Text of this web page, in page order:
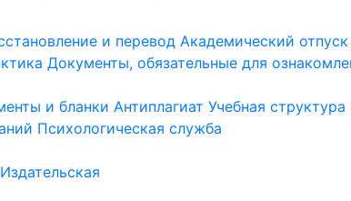
и перевод Академический отпуск
Документы, обязательные для
и бланки Антиплагиат Учебная структура
Психологическая служба
Издательская